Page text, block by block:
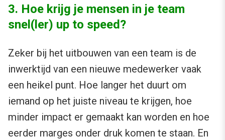
3. Hoe krijg je mensen in je team
snel(ler) up to speed?
Zeker bij het uitbouwen van een team is de
inwerktijd van een nieuwe medewerker vaak
een heikel punt. Hoe langer het duurt om
iemand op het juiste niveau te krijgen, hoe
minder impact er gemaakt kan worden en hoe
eerder marges onder druk komen te staan. En